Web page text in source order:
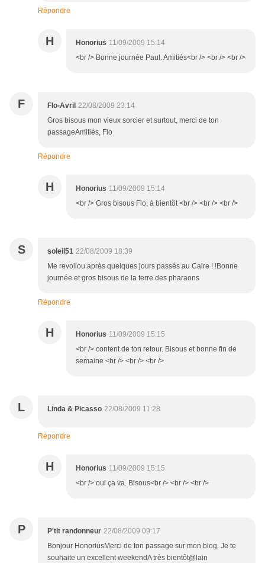
Répondre
H Honorius 11/09/2009 15:14
<br /> Bonne journée Paul. Amitiés<br /> <br /> <br />
F Flo-Avril 22/08/2009 23:14
Gros bisous mon vieux sorcier et surtout, merci de ton
passageAmitiés, Flo
Répondre
H Honorius 11/09/2009 15:14
<br /> Gros bisous Flo, à bientôt <br /> <br /> <br />
S soleil51 22/08/2009 18:39
Me revoilou après quelques jours passés au Caire ! !Bonne
journée et gros bisous de la terre des pharaons
Répondre
H Honorius 11/09/2009 15:15
<br /> content de ton retour. Bisous et bonne fin de
semaine <br /> <br /> <br />
L Linda & Picasso 22/08/2009 11:28
Répondre
H Honorius 11/09/2009 15:15
<br /> oui ça va. Bisous<br /> <br /> <br />
P P'tit randonneur 22/08/2009 09:17
Bonjour HonoriusMerci de ton passage sur mon blog. Je te
souhaite un excellent weekendA très bientôt@lain